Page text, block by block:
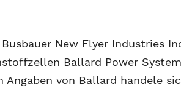
New Flyer Industries
Ballard Power
von Ballard handele